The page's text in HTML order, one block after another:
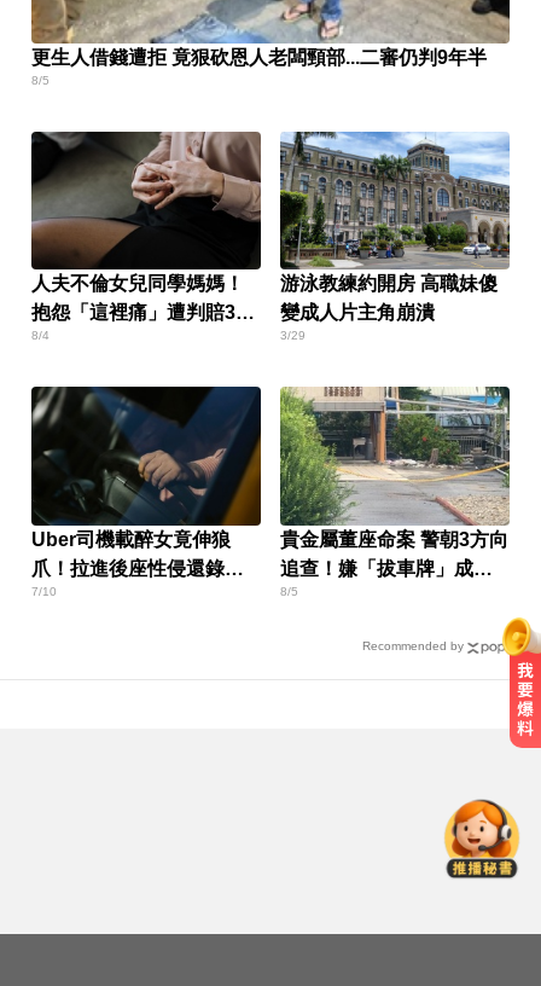
更生人借錢遭拒 竟狠砍恩人老闆頸部...二審仍判9年半
8/5
人夫不倫女兒同學媽媽！
抱怨「這裡痛」遭判賠30
萬
8/4
游泳教練約開房 高職妹傻
變成人片主角崩潰
3/29
Uber司機載醉女竟伸狼
爪！拉進後座性侵還錄影
二審判4年
7/10
貴金屬董座命案 警朝3方向
追查！嫌「拔車牌」成破
案關鍵
8/5
Recommended by
盟洋基工程